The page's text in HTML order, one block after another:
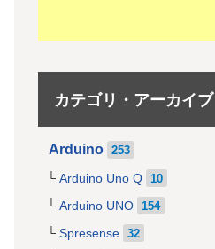
カテゴリ・アーカイブ
Arduino 253
Arduino Uno Q 10
Arduino UNO 154
Spresense 32